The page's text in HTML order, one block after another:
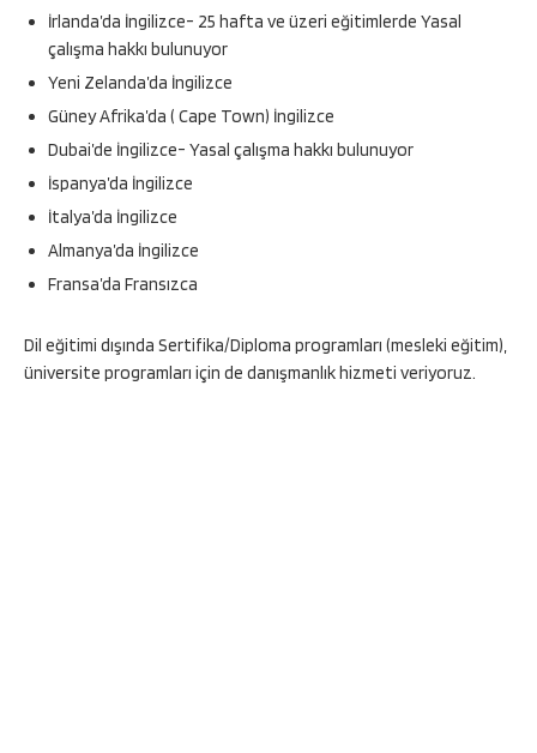
İrlanda’da İngilizce- 25 hafta ve üzeri eğitimlerde Yasal
çalışma hakkı bulunuyor
Yeni Zelanda’da İngilizce
Güney Afrika’da ( Cape Town) İngilizce
Dubai’de İngilizce- Yasal çalışma hakkı bulunuyor
İspanya’da İngilizce
İtalya’da İngilizce
Almanya’da İngilizce
Fransa’da Fransızca
Dil eğitimi dışında Sertifika/Diploma programları (mesleki eğitim),
üniversite programları için de danışmanlık hizmeti veriyoruz.